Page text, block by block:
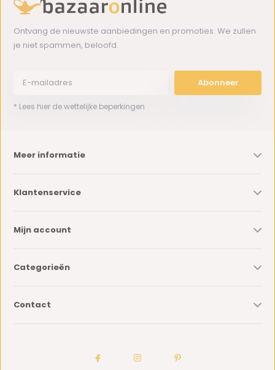
Ontvang de nieuwste aanbiedingen en promoties. We zullen
je niet spammen, beloofd.
Abonneer
* Lees hier de wettelijke beperkingen
Meer informatie
Klantenservice
Mijn account
Categorieën
Contact